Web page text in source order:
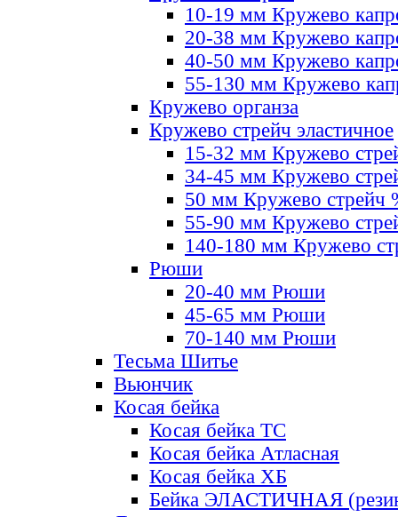
10-19 мм Кружево
20-38 мм Кружево
40-50 мм Кружево
55-130 мм Кружево
Кружево органза
Кружево стрейч эластичное
15-32 мм Кружево
34-45 мм Кружево
50 мм Кружево стрейч
55-90 мм Кружево
140-180 мм Кружево
Рюши
20-40 мм Рюши
45-65 мм Рюши
70-140 мм Рюши
Тесьма Шитье
Вьюнчик
Косая бейка
Косая бейка ТС
Косая бейка Атласная
Косая бейка ХБ
Бейка ЭЛАСТИЧНАЯ